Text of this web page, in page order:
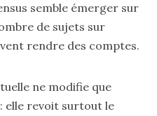
semble émerger sur
de sujets sur
rendre des comptes.
ne modifie que
elle revoit surtout le